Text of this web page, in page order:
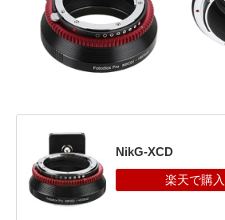
NikG-XCD